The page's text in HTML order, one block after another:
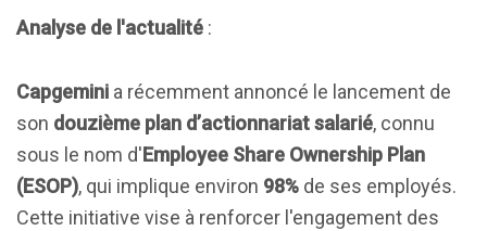
Analyse de l'actualité :
Capgemini a récemment annoncé le lancement de
son douzième plan d’actionnariat salarié, connu
sous le nom d'Employee Share Ownership Plan
(ESOP), qui implique environ 98% de ses employés.
Cette initiative vise à renforcer l'engagement des